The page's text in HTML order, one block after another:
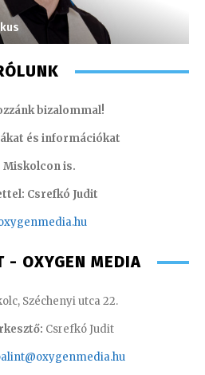
bizalommal!
és információkat
Miskolcon is.
Csrefkó Judit
nmedia.hu
- OXYGEN MEDIA
Széchenyi utca 22.
Csrefkó Judit